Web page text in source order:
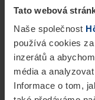
Tato webová
Naše společnost
používá cookies
inzerátů a
média a
Informace o tom,